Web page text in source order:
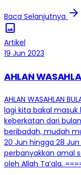
Baca Selanjutnya arrow_forward
image
Artikel
19 Jun 2023
AHLAN
AHLAN WASAHLAN
lagi kita bakal
keberkatan dari
beribadah, mudah
20 Jun hingga 28
perbanyakkan amal
oleh Allah Ta’ala.